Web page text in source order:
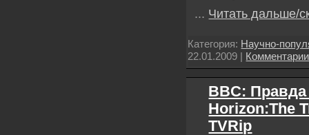
... Читать дальше/
Категория: Научно-
22.01.2009 | Комментарии
BBC:
Horizon:The
TVRip